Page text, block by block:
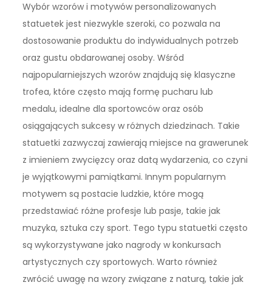
Wybór wzorów i motywów personalizowanych
statuetek jest niezwykle szeroki, co pozwala na
dostosowanie produktu do indywidualnych potrzeb
oraz gustu obdarowanej osoby. Wśród
najpopularniejszych wzorów znajdują się klasyczne
trofea, które często mają formę pucharu lub
medalu, idealne dla sportowców oraz osób
osiągających sukcesy w różnych dziedzinach. Takie
statuetki zazwyczaj zawierają miejsce na grawerunek
z imieniem zwycięzcy oraz datą wydarzenia, co czyni
je wyjątkowymi pamiątkami. Innym popularnym
motywem są postacie ludzkie, które mogą
przedstawiać różne profesje lub pasje, takie jak
muzyka, sztuka czy sport. Tego typu statuetki często
są wykorzystywane jako nagrody w konkursach
artystycznych czy sportowych. Warto również
zwrócić uwagę na wzory związane z naturą, takie jak